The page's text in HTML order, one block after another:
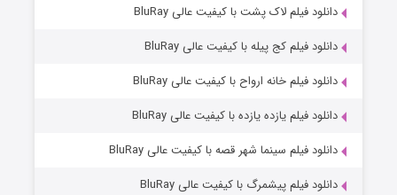
دانلود فیلم لاک پشت با کیفیت عالی BluRay
دانلود فیلم کج‌ پیله با کیفیت عالی BluRay
دانلود فیلم خانه ارواح با کیفیت عالی BluRay
دانلود فیلم یازده یازده با کیفیت عالی BluRay
دانلود فیلم سینما شهر قصه با کیفیت عالی BluRay
دانلود فیلم پیشمرگ با کیفیت عالی BluRay